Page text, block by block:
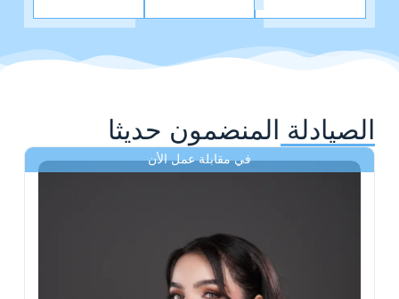
الصيادلة المنضمون حديثا
في مقابلة عمل الأن